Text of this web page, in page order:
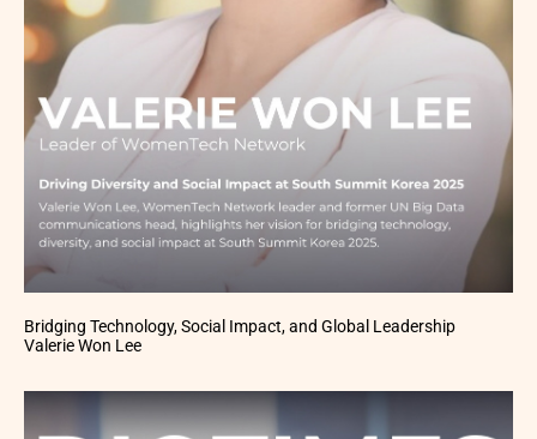
Bridging Technology, Social Impact, and Global Leadership
Valerie Won Lee